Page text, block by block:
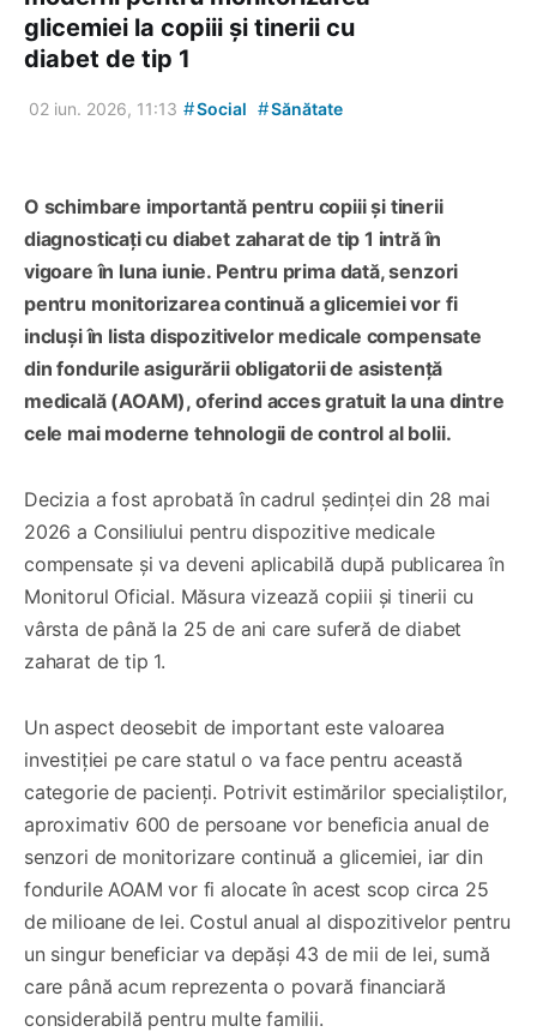
glicemiei la copiii și tinerii cu
diabet de tip 1
02 iun. 2026, 11:13 #Social #Sănătate
O schimbare importantă pentru copiii și tinerii
diagnosticați cu diabet zaharat de tip 1 intră în
vigoare în luna iunie. Pentru prima dată, senzori
pentru monitorizarea continuă a glicemiei vor fi
incluși în lista dispozitivelor medicale compensate
din fondurile asigurării obligatorii de asistență
medicală (AOAM), oferind acces gratuit la una dintre
cele mai moderne tehnologii de control al bolii.
Decizia a fost aprobată în cadrul ședinței din 28 mai
2026 a Consiliului pentru dispozitive medicale
compensate și va deveni aplicabilă după publicarea în
Monitorul Oficial. Măsura vizează copiii și tinerii cu
vârsta de până la 25 de ani care suferă de diabet
zaharat de tip 1.
Un aspect deosebit de important este valoarea
investiției pe care statul o va face pentru această
categorie de pacienți. Potrivit estimărilor specialiștilor,
aproximativ 600 de persoane vor beneficia anual de
senzori de monitorizare continuă a glicemiei, iar din
fondurile AOAM vor fi alocate în acest scop circa 25
de milioane de lei. Costul anual al dispozitivelor pentru
un singur beneficiar va depăși 43 de mii de lei, sumă
care până acum reprezenta o povară financiară
considerabilă pentru multe familii.